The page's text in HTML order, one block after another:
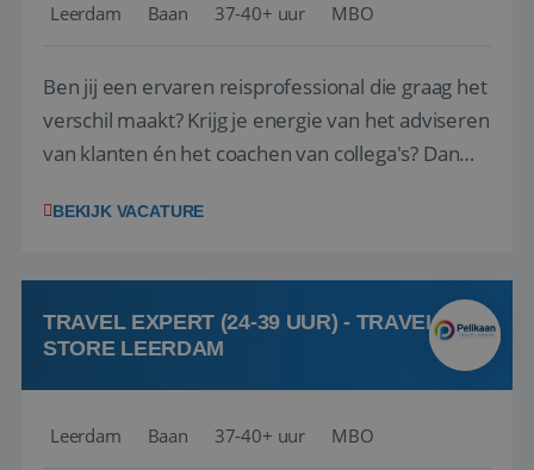
Leerdam Baan 37-40+ uur MBO
Ben jij een ervaren reisprofessional die graag het
verschil maakt? Krijg je energie van het adviseren
van klanten én het coachen van collega's? Dan
(onderdeel van Pelikaan Travel Group) zoeken
team het reisbureau verder...
BEKIJK VACATURE
TRAVEL EXPERT (24-39 UUR) - TRAVEL
STORE LEERDAM
Leerdam Baan 37-40+ uur MBO